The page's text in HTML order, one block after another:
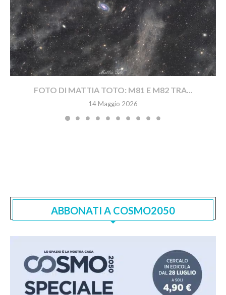
FOTO DI MATTIA TOTO: M81 E M82 TRA...
14 Maggio 2026
ABBONATI A COSMO2050